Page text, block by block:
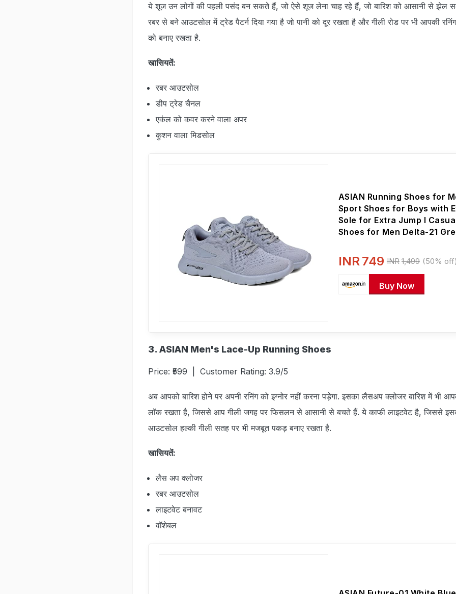
ये शूज उन लोगों की पहली पसंद बन सकते हैं, जो ऐसे शूज लेना चाह रहे हैं, जो बारिश को आसानी से झेल
रबर से बने आउटसोल में ट्रेड पैटर्न दिया गया है जो पानी को दूर रखता है और गीली रोड पर भी आपकी
को बनाए रखता है.
खासियतें:
रबर आउटसोल
डीप ट्रेड चैनल
एकंल को कवर करने वाला अपर
कुशन वाला मिडसोल
ASIAN Running Shoes for
Sport Shoes for Boys with
Sole for Extra Jump I
Shoes for Men Delta-21
INR749 INR 1,499 (50%
Buy Now
3. ASIAN Men's Lace-Up Running Shoes
Price: ₹599 | Customer Rating: 3.9/5
अब आपको बारिश होने पर अपनी रनिंग को इग्‍नोर नहीं करना पड़ेगा. इसका लैसअप क्‍लोजर बारिश में भी
लॉक रखता है, जिससे आप गीली जगह पर फिसलन से आसानी से बचते हैं. ये काफी लाइटवेट है, जिससे
आउटसोल हल्‍की गीली सतह पर भी मजबूत पकड़ बनाए रखता है.
खासियतें:
लैस अप क्‍लोजर
रबर आउटसोल
लाइटवेट बनावट
वॉशेबल